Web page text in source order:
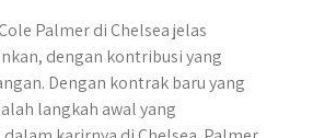
Palmer di Chelsea jelas
dengan kontribusi yang
Dengan kontrak baru yang
langkah awal yang